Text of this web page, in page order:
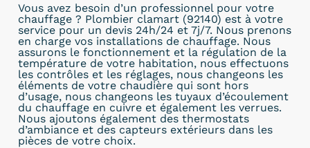
Vous avez besoin d’un professionnel pour votre
chauffage ? Plombier clamart (92140) est à votre
service pour un devis 24h/24 et 7j/7. Nous prenons
en charge vos installations de chauffage. Nous
assurons le fonctionnement et la régulation de la
température de votre habitation, nous effectuons
les contrôles et les réglages, nous changeons les
éléments de votre chaudière qui sont hors
d’usage, nous changeons les tuyaux d’écoulement
du chauffage en cuivre et également les verrues.
Nous ajoutons également des thermostats
d’ambiance et des capteurs extérieurs dans les
pièces de votre choix.